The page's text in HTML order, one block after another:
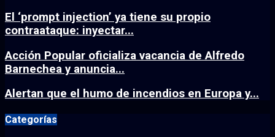
El ‘prompt injection’ ya tiene su propio
contraataque: inyectar...
Acción Popular oficializa vacancia de Alfredo
Barnechea y anuncia...
Alertan que el humo de incendios en Europa y...
Categorías